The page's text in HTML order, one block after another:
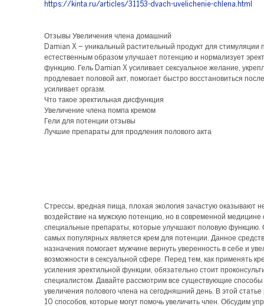
https://kinta.ru/articles/31153-dvach-uvelichenie-chlena.html
Отзывы Увеличения члена домашний
Damian X – уникальный растительный продукт для стимуляции
естественным образом улучшает потенцию и нормализует
функцию. Гель Damian X усиливает сексуальное желание,
продлевает половой акт, помогает быстро восстановиться
усиливает оргазм.
Что такое эректильная дисфункция
Увеличение члена помпа кремом
Гели для потенции отзывы
Лучшие препараты для продления полового акта
Стрессы, вредная пища, плохая экология зачастую оказывают
воздействие на мужскую потенцию, но в современной медицине
специальные препараты, которые улучшают половую функцию.
самых популярных является крем для потенции. Данное
назначения помогает мужчине вернуть уверенность в себе и
возможности в сексуальной сфере. Перед тем, как применять
усиления эректильной функции, обязательно стоит
специалистом. Давайте рассмотрим все существующие
увеличения полового члена на сегодняшний день. В этой
10 способов, которые могут помочь увеличить член. Обсудим